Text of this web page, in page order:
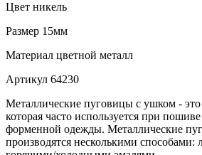
Цвет никель
Размер 15мм
Материал цветной металл
Артикул 64230
Металлические пуговицы с ушком -
которая часто используется при
форменной одежды. Металлические
производятся несколькими способами: